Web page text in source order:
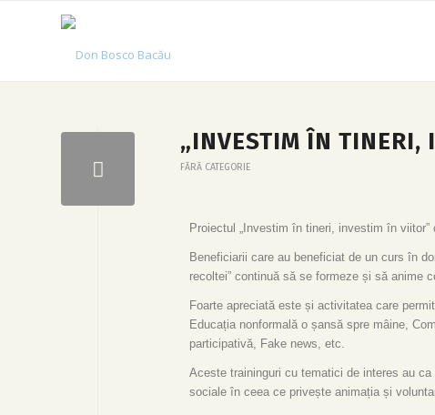
„INVESTIM ÎN TINERI,
FĂRĂ CATEGORIE
Proiectul „Investim în tineri, investim în
Beneficiarii care au beneficiat de un curs în
recoltei” continuă să se formeze și să anime
Foarte apreciată este și activitatea care
Educația nonformală o șansă spre mâine,
participativă, Fake news, etc.
Aceste traininguri cu tematici de interes au
sociale în ceea ce privește animația și